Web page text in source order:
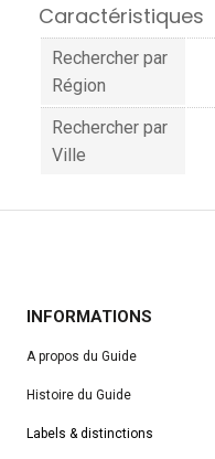
Caractéristiques
Rechercher par
Région
Rechercher par
Ville
INFORMATIONS
A propos du Guide
Histoire du Guide
Labels & distinctions